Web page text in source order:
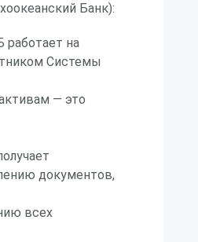
Банк):
работает на
Системы
— это
документов,
всех